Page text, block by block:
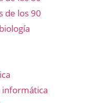
de los 90